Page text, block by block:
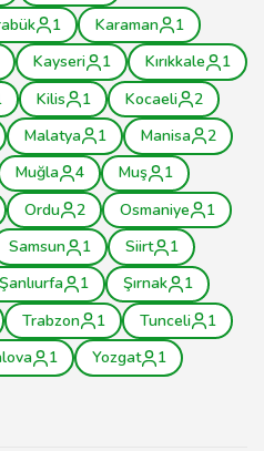
1 Karaman
1
Kayseri 1 Kırıkkale
1
Kilis 1 Kocaeli
2
Malatya 1 Manisa
2
Muğla 4 Muş
1
Ordu 2 Osmaniye
1
Samsun 1 Siirt
1
Şanlıurfa 1 Şırnak
1
Trabzon 1 Tunceli
1
1 Yozgat
1